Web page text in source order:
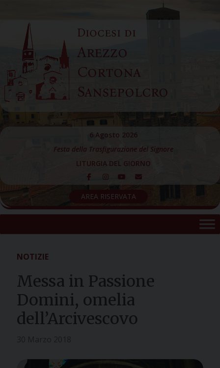
content
Diocesi di
Arezzo
Cortona
Sansepolcro
6 Agosto 2026
Festa della Trasfigurazione del Signore
LITURGIA DEL GIORNO
AREA RISERVATA
NOTIZIE
Messa in Passione
Domini, omelia
dell’Arcivescovo